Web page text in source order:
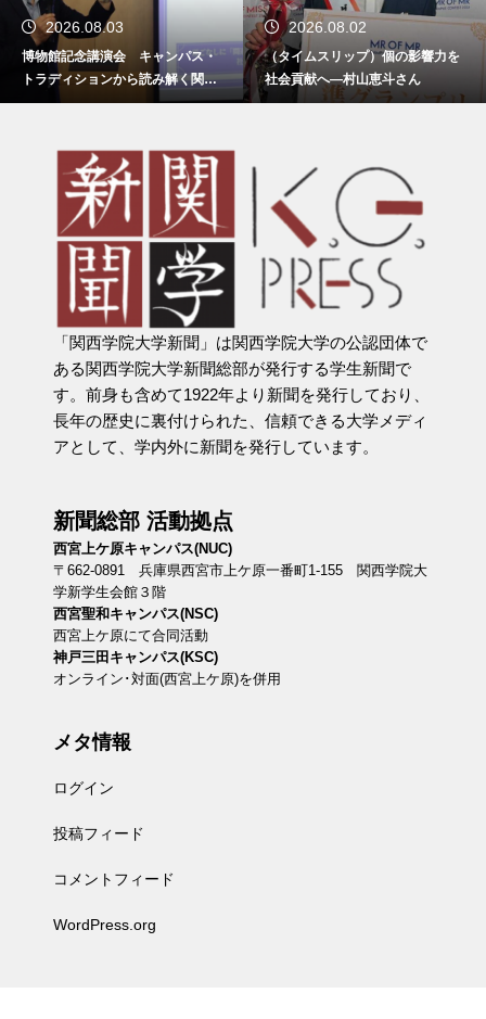
2026.08.03
博物館記念講演会 キャンパス・
トラディションから読み解く関西
学院
2026.08.02
（タイムスリップ）個の影響力を
社会貢献へ―村山恵斗さん
「関西学院大学新聞」は関西学院大学の公認団体で
ある関西学院大学新聞総部が発行する学生新聞で
す。前身も含めて1922年より新聞を発行しており、
長年の歴史に裏付けられた、信頼できる大学メディ
アとして、学内外に新聞を発行しています。
新聞総部 活動拠点
西宮上ケ原キャンパス(NUC)
〒662-0891 兵庫県西宮市上ケ原一番町1-155 関西学院大
学新学生会館３階
西宮聖和キャンパス(NSC)
西宮上ケ原にて合同活動
神戸三田キャンパス(KSC)
オンライン･対面(西宮上ケ原)を併用
メタ情報
ログイン
投稿フィード
コメントフィード
WordPress.org